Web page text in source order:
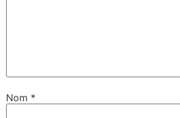
Nom *